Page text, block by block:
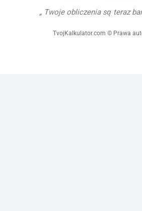
Twoje obliczenia są teraz
TvojKalkulator.com © Prawa